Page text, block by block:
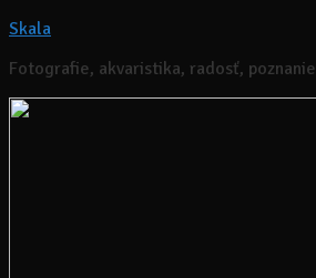
Skala
Fotografie, akvaristika, radosť, poznanie